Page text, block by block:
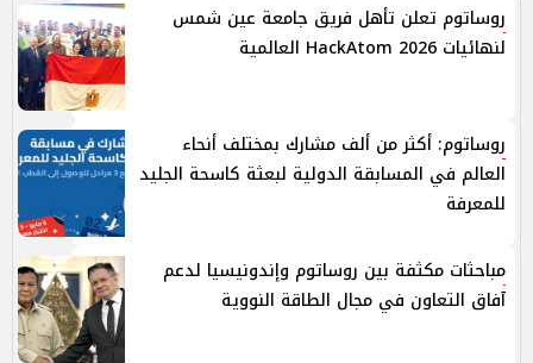
روساتوم تعلن تأهل فريق جامعة عين شمس
لنهائيات HackAtom 2026 العالمية
روساتوم: أكثر من ألف مشارك بمختلف أنحاء
العالم في المسابقة الدولية لبعثة كاسحة الجليد
للمعرفة
مباحثات مكثفة بين روساتوم وإندونيسيا لدعم
آفاق التعاون في مجال الطاقة النووية